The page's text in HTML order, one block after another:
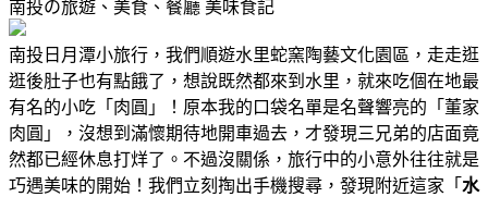
南投の旅遊、美食、餐廳 美味食記
南投日月潭小旅行，我們順遊水里蛇窯陶藝文化園區，走走逛
逛後肚子也有點餓了，想說既然都來到水里，就來吃個在地最
有名的小吃「肉圓」！原本我的口袋名單是名聲響亮的「董家
肉圓」，沒想到滿懷期待地開車過去，才發現三兄弟的店面竟
然都已經休息打烊了。不過沒關係，旅行中的小意外往往就是
巧遇美味的開始！我們立刻掏出手機搜尋，發現附近這家「 水